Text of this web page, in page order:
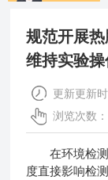
规范开展
维持实验
更新更新
浏览次数
在环境检测
度直接影响检